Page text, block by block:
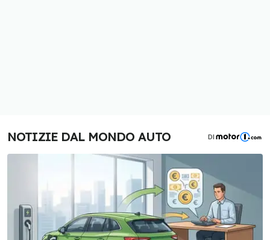
NOTIZIE DAL MONDO AUTO DI